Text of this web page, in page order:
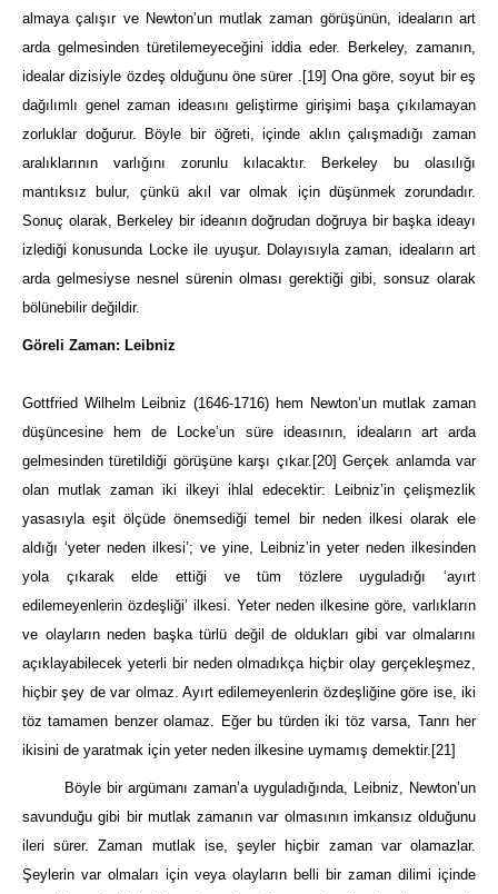
almaya çalışır ve Newton’un mutlak zaman görüşünün, ideaların art
arda gelmesinden türetilemeyeceğini iddia eder. Berkeley, zamanın,
idealar dizisiyle özdeş olduğunu öne sürer . [19] Ona göre, soyut bir eş
dağılımlı genel zaman ideasını geliştirme girişimi başa çıkılamayan
zorluklar doğurur. Böyle bir öğreti, içinde aklın çalışmadığı zaman
aralıklarının varlığını zorunlu kılacaktır. Berkeley bu olasılığı
mantıksız bulur, çünkü akıl var olmak için düşünmek zorundadır.
Sonuç olarak, Berkeley bir ideanın doğrudan doğruya bir başka ideayı
izlediği konusunda Locke ile uyuşur. Dolayısıyla zaman, ideaların art
arda gelmesiyse nesnel sürenin olması gerektiği gibi, sonsuz olarak
bölünebilir değildir.
Göreli Zaman: Leibniz
Gottfried Wilhelm Leibniz (1646-1716) hem Newton’un mutlak zaman
düşüncesine hem de Locke’un süre ideasının, ideaların art arda
gelmesinden türetildiği görüşüne karşı çıkar. [20] Gerçek anlamda var
olan mutlak zaman iki ilkeyi ihlal edecektir: Leibniz’in çelişmezlik
yasasıyla eşit ölçüde önemsediği temel bir neden ilkesi olarak ele
aldığı ‘yeter neden ilkesi’; ve yine, Leibniz’in yeter neden ilkesinden
yola çıkarak elde ettiği ve tüm tözlere uyguladığı ‘ayırt
edilemeyenlerin özdeşliği’ ilkesi. Yeter neden ilkesine göre, varlıkların
ve olayların neden başka türlü değil de oldukları gibi var olmalarını
açıklayabilecek yeterli bir neden olmadıkça hiçbir olay gerçekleşmez,
hiçbir şey de var olmaz. Ayırt edilemeyenlerin özdeşliğine göre ise, iki
töz tamamen benzer olamaz. Eğer bu türden iki töz varsa, Tanrı her
ikisini de yaratmak için yeter neden ilkesine uymamış demektir. [21]
Böyle bir argümanı zaman’a uyguladığında, Leibniz, Newton’un
savunduğu gibi bir mutlak zamanın var olmasının imkansız olduğunu
ileri sürer. Zaman mutlak ise, şeyler hiçbir zaman var olamazlar.
Şeylerin var olmaları için veya olayların belli bir zaman dilimi içinde